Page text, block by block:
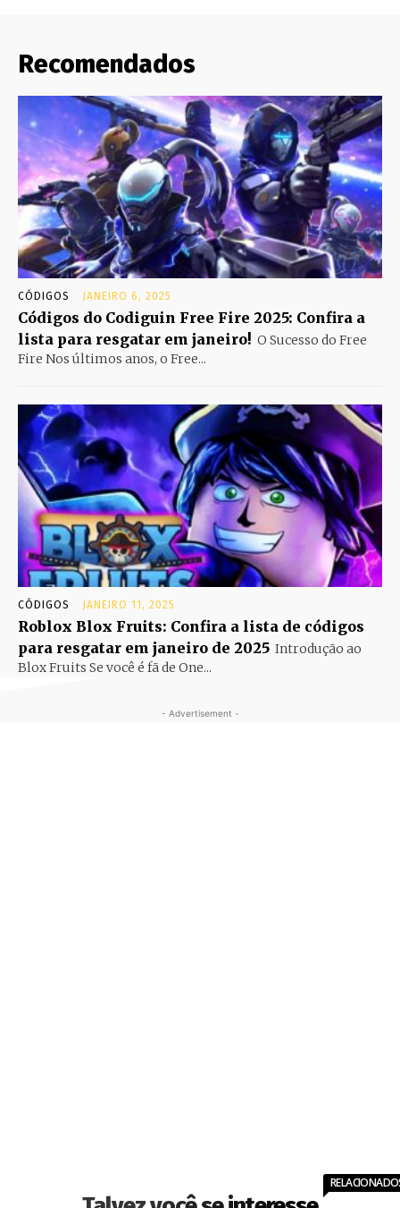
Recomendados
CÓDIGOS JANEIRO 6, 2025
Códigos do Codiguin Free Fire 2025: Confira a
lista para resgatar em janeiro! O Sucesso do Free
Fire Nos últimos anos, o Free...
CÓDIGOS JANEIRO 11, 2025
Roblox Blox Fruits: Confira a lista de códigos
para resgatar em janeiro de 2025 Introdução ao
Blox Fruits Se você é fã de One...
- Advertisement -